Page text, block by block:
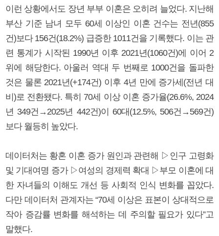
이런 상황에서도 장년 부부 이혼은 오히려 늘었다. 지난해
부산 기준 남녀 모두 60세 이상인 이혼 건수는 전년(855
건)보다 156건(18.2%) 급증한 1011건을 기록했다. 이는 관
련 통계가 시작된 1990년 이후 2021년(1060건)에 이어 2
위에 해당한다. 아울러 역대 두 번째로 1000건을 돌파한
것은 물론 2021년(+174건) 이후 4년 만에 증가세(전년 대
비)로 전환됐다. 특히 70세 이상 이혼 증가율(26.6%, 2024
년 349건→2025년 442건)이 60대(12.5%, 506건→569건)
보다 월등히 높았다.
데이터처는 황혼 이혼 증가 원인과 관련해 ▷인구 고령화
및 기대여명 증가 ▷여성의 경제력 확대 ▷부모 이혼에 대
한 자녀들의 이해도 개선 등 사회적 인식 변화를 꼽았다.
다만 데이터처 관계자는 “70세 이상은 표본이 상대적으로
작아 증감률 변화를 해석하는 데 주의할 필요가 있다”고
말했다.